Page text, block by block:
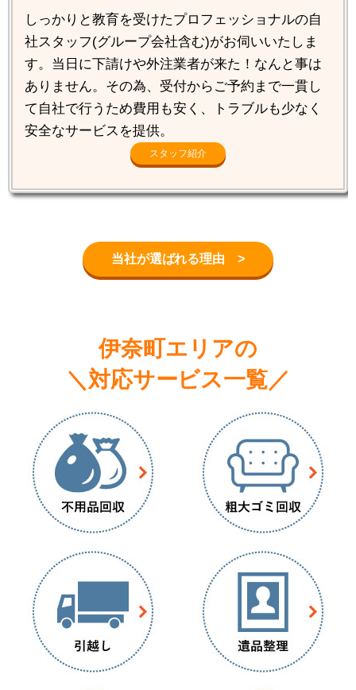
しっかりと教育を受けたプロフェッショナルの自
社スタッフ(グループ会社含む)がお伺いいたしま
す。当日に下請けや外注業者が来た！なんと事は
ありません。その為、受付からご予約まで一貫し
て自社で行うため費用も安く、トラブルも少なく
安全なサービスを提供。
スタッフ紹介
当社が選ばれる理由 >
伊奈町エリアの
＼対応サービス一覧／